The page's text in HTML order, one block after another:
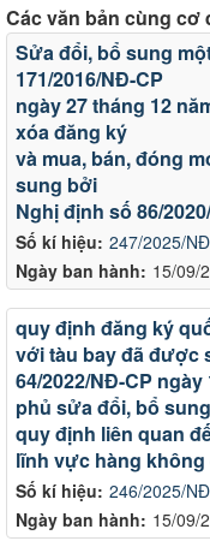
Các văn bản cùng cơ
Số kí hiệu: 247/2025/
Ngày ban hành: 15/09/
Sửa đổi, bổ sung
171/2016/NĐ-CP
ngày 27 tháng 12
xóa đăng ký
và mua, bán, đóng
sung bởi
Nghị định số 86/
Số kí hiệu: 246/2025/
Ngày ban hành: 15/09/
quy định đăng ký
với tàu bay đã được
64/2022/NĐ-CP
phủ sửa đổi, bổ
quy định liên quan
lĩnh vực hàng không